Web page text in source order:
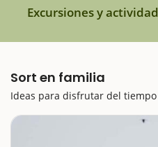
Excursiones y
Sort en familia
Ideas para disfrutar del